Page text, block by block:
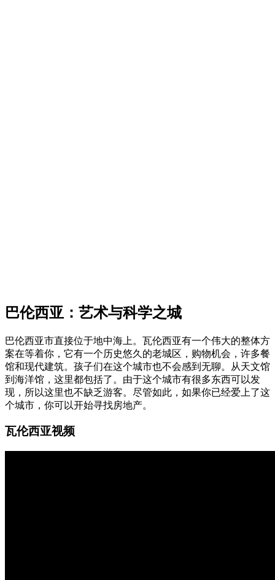
巴伦西亚：艺术与科学之城
巴伦西亚市直接位于地中海上。瓦伦西亚有一个伟大的整体方
案在等着你，它有一个历史悠久的老城区，购物机会，许多餐
馆和现代建筑。孩子们在这个城市也不会感到无聊。从天文馆
到海洋馆，这里都包括了。由于这个城市有很多东西可以发
现，所以这里也不缺乏游客。尽管如此，如果你已经爱上了这
个城市，你可以开始寻找房地产。
瓦伦西亚视频